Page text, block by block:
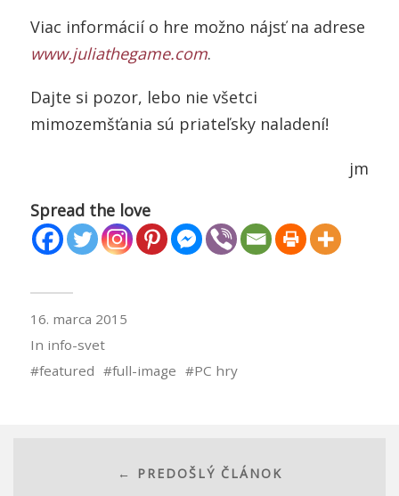
Viac informácií o hre možno nájsť na adrese
www.juliathegame.com.
Dajte si pozor, lebo nie všetci
mimozemšťania sú priateľsky naladení!
jm
Spread the love
16. marca 2015
In info-svet
featured
full-image PC hry
← PREDOŠLÝ ČLÁNOK